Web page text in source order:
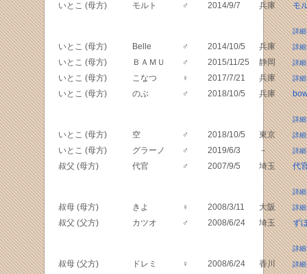
いとこ (母方) モルト ♂ 2014/9/7 兵庫 モ
詳細
いとこ (母方) Belle ♂ 2014/10/5 兵庫 詳細
いとこ (母方) ＢＡＭＵ ♂ 2015/11/25 静岡 詳細
いとこ (母方) こなつ ♀ 2017/7/21 兵庫 詳細
いとこ (母方) のぶ ♂ 2018/10/5 兵庫
詳細
いとこ (母方) 空 ♂ 2018/10/5 東京 詳細
いとこ (母方) グラーノ ♂ 2019/6/3 － 詳細
叔父 (母方) 代官 ♂ 2007/9/5 埼玉 代
詳細
叔母 (母方) きよ ♀ 2008/3/11 大阪 詳細
叔父 (父方) カツオ ♂ 2008/6/24 埼玉 ず
詳細
叔母 (父方) ドレミ ♀ 2008/6/24 香川 詳細